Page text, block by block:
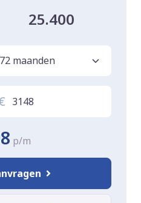
25.400
p/m